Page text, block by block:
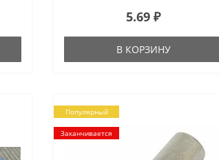
в том, что два провода вводится в
путем м..
5.69 ₽
В КОРЗИНУ
Популярный
Заканчивается